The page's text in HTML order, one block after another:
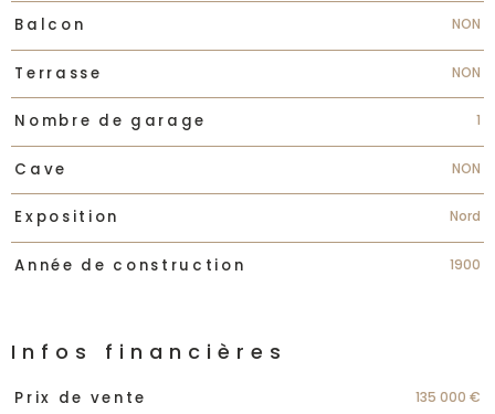
Balcon NON
Terrasse NON
Nombre de garage 1
Cave NON
Exposition Nord
Année de construction 1900
Infos financières
Caractéristiques Valeurs
Prix de vente 135 000 €